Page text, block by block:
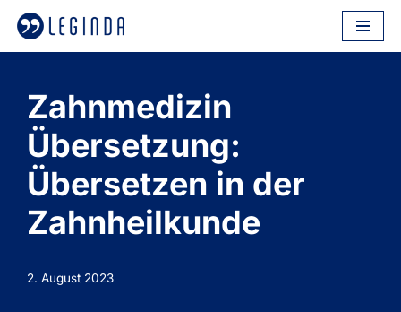
Zum
springen
Zahnmedizin
Übersetzung:
Übersetzen in der
Zahnheilkunde
2. August 2023